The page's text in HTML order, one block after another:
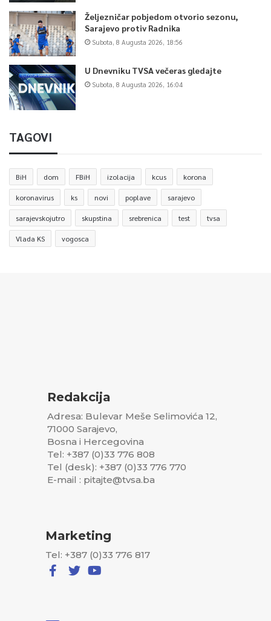
Željezničar pobjedom otvorio sezonu,
Sarajevo protiv Radnika
Subota, 8 Augusta 2026, 18:56
U Dnevniku TVSA večeras gledajte
Subota, 8 Augusta 2026, 16:04
TAGOVI
BiH dom FBiH izolacija kcus korona
koronavirus ks novi poplave sarajevo
sarajevskojutro skupstina srebrenica test tvsa
Vlada KS vogosca
Redakcija
Adresa: Bulevar Meše Selimovića 12,
71000 Sarajevo,
Bosna i Hercegovina
Tel: +387 (0)33 776 808
Tel (desk): +387 (0)33 776 770
E-mail : pitajte@tvsa.ba
Marketing
Tel: +387 (0)33 776 817